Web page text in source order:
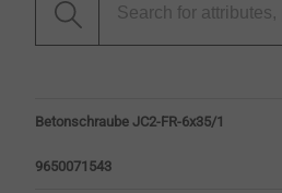
Betonschraube JC2-FR-6x35/1
9650071543